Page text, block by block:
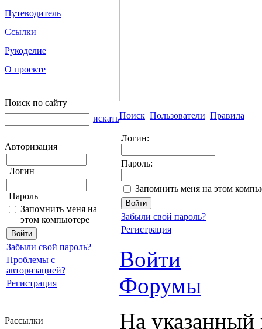
Путеводитель
Ссылки
Рукоделие
О проекте
Поиск по сайту
искать
Авторизация
Логин
Пароль
Запомнить меня на
этом компьютере
Забыли свой пароль?
Проблемы с
авторизацией?
Регистрация
Рассылки
Поиск Пользователи Правила
Логин:
Пароль:
Запомнить меня на этом
Забыли свой пароль?
Регистрация
Войти
Форумы
На указанный